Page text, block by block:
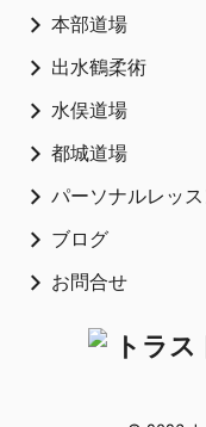
本部道場
出水鶴柔術
水俣道場
都城道場
パーソナルレッ
ブログ
お問合せ